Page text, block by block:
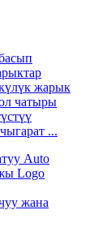
...
жана